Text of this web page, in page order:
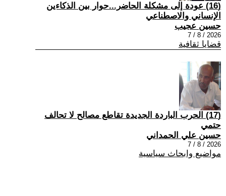
(16) عودة إلى مشكلة الحاضر...حوار بين الذكاءين
الإنساني والاصطناعي
حسين عجيب
2026 / 8 / 7
قضايا ثقافية
(17) الحرب الباردة الجديدة تقاطع مصالح لا تحالف
حتمي
حسين علي الحمداني
2026 / 8 / 7
مواضيع وابحاث سياسية